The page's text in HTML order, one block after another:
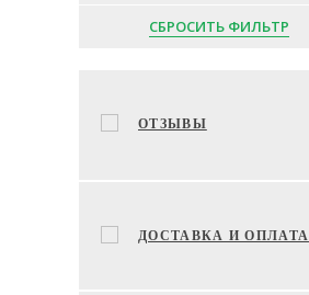
СБРОСИТЬ ФИЛЬТР
ОТЗЫВЫ
ДОСТАВКА И ОПЛАТА